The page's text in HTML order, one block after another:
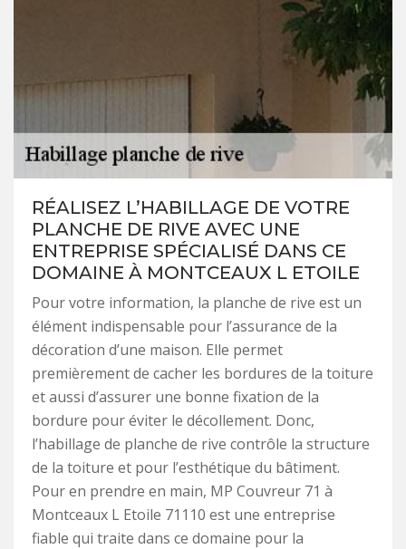
RÉALISEZ L’HABILLAGE DE VOTRE
PLANCHE DE RIVE AVEC UNE
ENTREPRISE SPÉCIALISÉ DANS CE
DOMAINE À MONTCEAUX L ETOILE
Pour votre information, la planche de rive est un
élément indispensable pour l’assurance de la
décoration d’une maison. Elle permet
premièrement de cacher les bordures de la toiture
et aussi d’assurer une bonne fixation de la
bordure pour éviter le décollement. Donc,
l’habillage de planche de rive contrôle la structure
de la toiture et pour l’esthétique du bâtiment.
Pour en prendre en main, MP Couvreur 71 à
Montceaux L Etoile 71110 est une entreprise
fiable qui traite dans ce domaine pour la